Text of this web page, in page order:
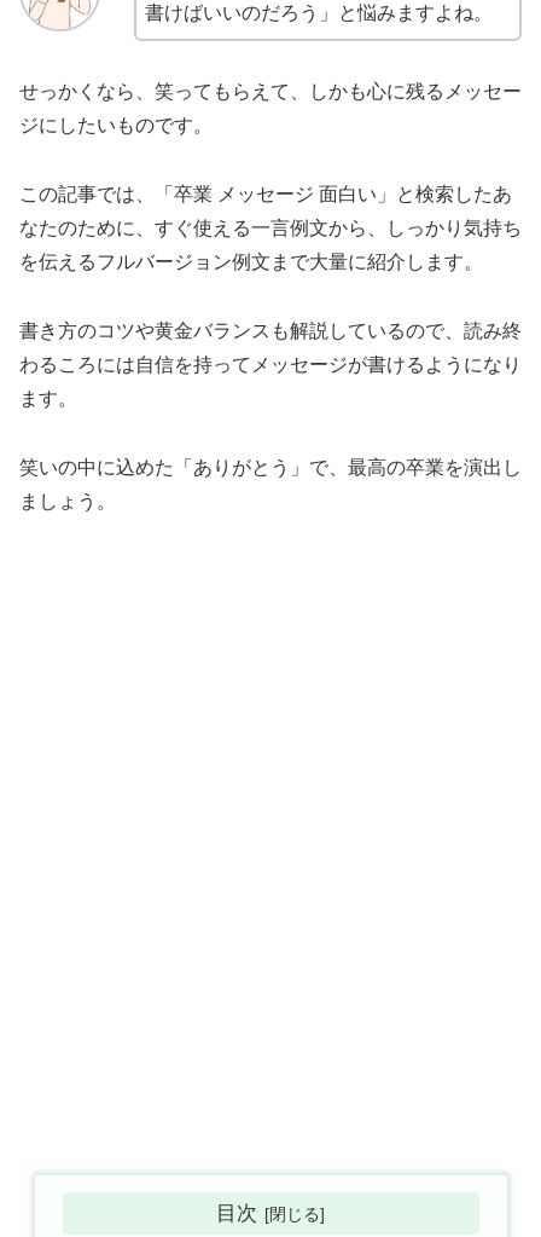
書けばいいのだろう」と悩みますよね。
せっかくなら、笑ってもらえて、しかも心に残るメッセー
ジにしたいものです。
この記事では、「卒業 メッセージ 面白い」と検索したあ
なたのために、すぐ使える一言例文から、しっかり気持ち
を伝えるフルバージョン例文まで大量に紹介します。
書き方のコツや黄金バランスも解説しているので、読み終
わるころには自信を持ってメッセージが書けるようになり
ます。
笑いの中に込めた「ありがとう」で、最高の卒業を演出し
ましょう。
目次